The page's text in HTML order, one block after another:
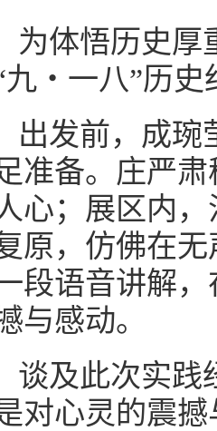
为体悟历史厚
九・一八”历
出发前，成琬
准备。庄严肃
心；展区内
原，仿佛在
段语音讲解
与感动。
谈及此次实践
对心灵的震